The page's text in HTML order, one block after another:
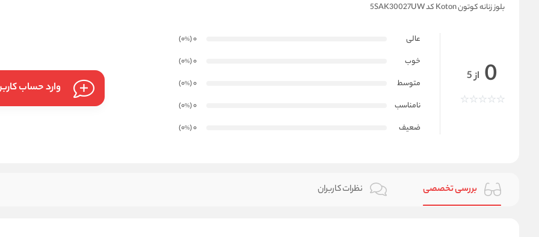
بلوز زنانه کوتون Koton کد 5SAK30027UW
0 از 5
عالی 0
(0
%
)
خوب
0
(0
%
)
متوسط
0
(0
%
)
نامناسب
0
(0
%
)
ضعیف
0
(0
%
)
وارد حساب
بررسی تخصصی نظرات کاربران